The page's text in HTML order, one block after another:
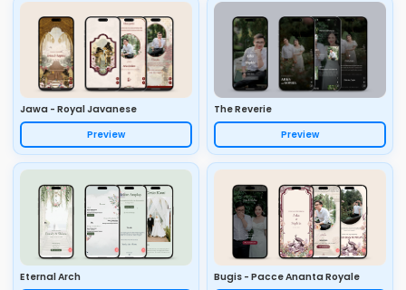
Jawa - Royal Javanese
Preview
The Reverie
Preview
Eternal Arch Bugis - Pacce Ananta Royale